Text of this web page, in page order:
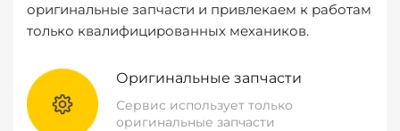
оригинальные запчасти и привлекаем к работам
только квалифицированных механиков.
Оригинальные запчасти
Сервис использует только
оригинальные запчасти